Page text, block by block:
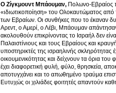
Ο Ζίγκμουντ Μπάουμαν, Πολωνο-Εβραίος
«ιδιωτικοποίηση» του Ολοκαυτώματος από
των Εβραίων. Οι συνθήκες που το έκαναν
Αρεντ, ο Αμερί, ο Λέβι, Μπάουμαν
ακολουθούν επικρίνοντας το Ισραήλ δεν
Παλαιστίνιους και τους Εβραίους και
υποστηρικτές της ισραηλινής
οικουμενικότητας και δείχνουν τα όρια
έχει διαφορετική φυλή, φύλο, θρησκεία,
αποτυγχάνει και το απωθημένο τραύμα
Ευτυχώς οι χιλιάδες φοιτητές απαντούν